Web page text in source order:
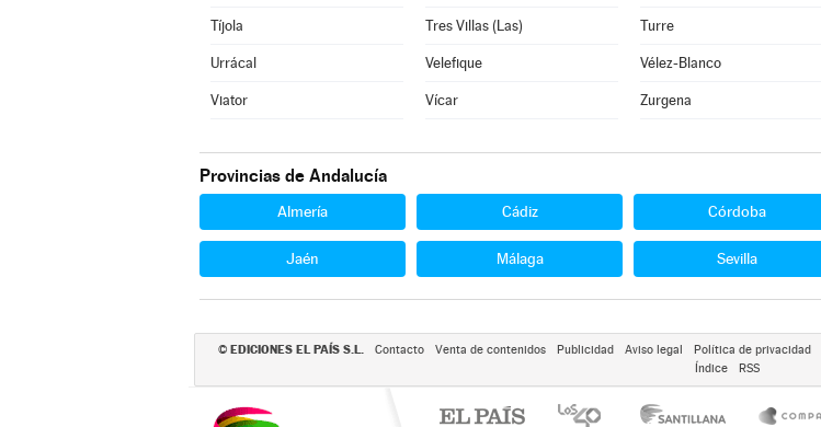
Tíjola Tres Villas (Las) Turre
Urrácal Velefique Vélez-Blanco
Viator Vícar Zurgena
Provincias de Andalucía
Almería Cádiz Córdoba
Jaén Málaga Sevilla
© EDICIONES EL PAÍS S.L. Contacto Venta de contenidos Publicidad Aviso legal Política de privacidad
Índice
RSS